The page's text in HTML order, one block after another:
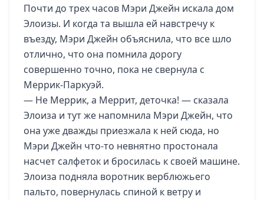
Почти до трех часов Мэри Джейн искала дом
Элоизы. И когда та вышла ей навстречу к
въезду, Мэри Джейн объяснила, что все шло
отлично, что она помнила дорогу
совершенно точно, пока не свернула с
Меррик-Паркуэй.
— Не Меррик, а Меррит, деточка! — сказала
Элоиза и тут же напомнила Мэри Джейн, что
она уже дважды приезжала к ней сюда, но
Мэри Джейн что-то невнятно простонала
насчет салфеток и бросилась к своей машине.
Элоиза подняла воротник верблюжьего
пальто, повернулась спиной к ветру и